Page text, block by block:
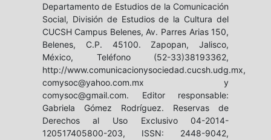
Departamento de Estudios de la Comunicación
Social, División de Estudios de la Cultura del
CUCSH Campus Belenes, Av. Parres Arias 150,
Belenes, C.P. 45100. Zapopan, Jalisco,
México, Teléfono (52-33)38193362,
http://www.comunicacionysociedad.cucsh.udg.mx,
comysoc@yahoo.com.mx y
comysoc@gmail.com. Editor responsable:
Gabriela Gómez Rodríguez. Reservas de
Derechos al Uso Exclusivo 04-2014-
120517405800-203, ISSN: 2448-9042,